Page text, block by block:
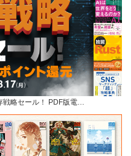
戦略セール！ PDF版電…